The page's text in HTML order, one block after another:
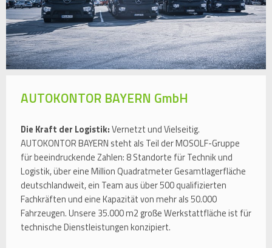
AUTOKONTOR BAYERN GmbH
Die Kraft der Logistik:Vernetzt und Vielseitig.
AUTOKONTOR BAYERN steht als Teil der MOSOLF-Gruppe
für beeindruckende Zahlen: 8 Standorte für Technik und
Logistik, über eine Million Quadratmeter Gesamtlagerfläche
deutschlandweit, ein Team aus über 500 qualifizierten
Fachkräften und eine Kapazität von mehr als 50.000
Fahrzeugen. Unsere 35.000 m2 große Werkstattfläche ist für
technische Dienstleistungen konzipiert.